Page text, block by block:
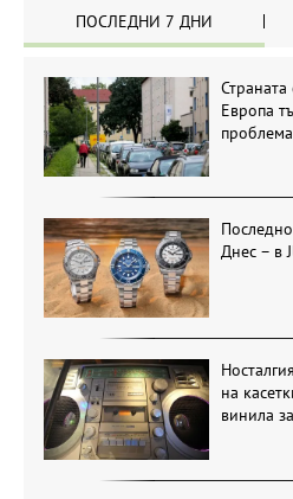
ПОСЛЕДНИ 7 ДНИ
Европа
Днес – в
на
винила